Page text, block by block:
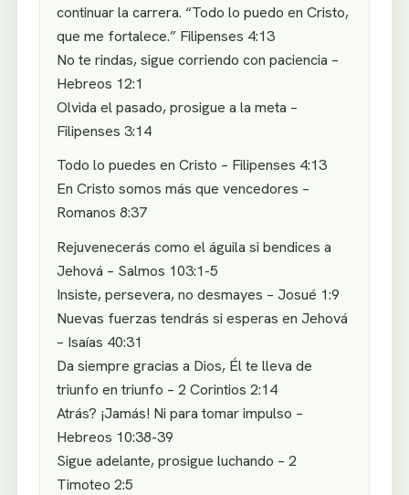
continuar la carrera. “Todo lo puedo en Cristo,
que me fortalece.” Filipenses 4:13
No te rindas, sigue corriendo con paciencia –
Hebreos 12:1
Olvida el pasado, prosigue a la meta –
Filipenses 3:14
Todo lo puedes en Cristo – Filipenses 4:13
En Cristo somos más que vencedores –
Romanos 8:37
Rejuvenecerás como el águila si bendices a
Jehová – Salmos 103:1-5
Insiste, persevera, no desmayes – Josué 1:9
Nuevas fuerzas tendrás si esperas en Jehová
– Isaías 40:31
Da siempre gracias a Dios, Él te lleva de
triunfo en triunfo – 2 Corintios 2:14
Atrás? ¡Jamás! Ni para tomar impulso –
Hebreos 10:38-39
Sigue adelante, prosigue luchando – 2
Timoteo 2:5